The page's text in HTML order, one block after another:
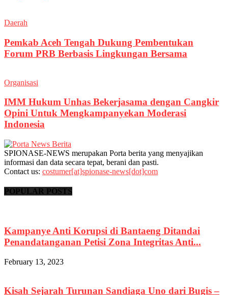
Daerah
Pemkab Aceh Tengah Dukung Pembentukan
Forum PRB Berbasis Lingkungan Bersama
Organisasi
IMM Hukum Unhas Bekerjasama dengan Cangkir
Opini Untuk Mengkampanyekan Moderasi
Indonesia
SPIONASE-NEWS merupakan Porta berita yang menyajikan
informasi dan data secara tepat, berani dan pasti.
Contact us: costumer[at]spionase-news[dot]com
POPULAR POSTS
Kampanye Anti Korupsi di Bantaeng Ditandai
Penandatanganan Petisi Zona Integritas Anti...
February 13, 2023
Kisah Sejarah Turunan Sandiaga Uno dari Bugis –